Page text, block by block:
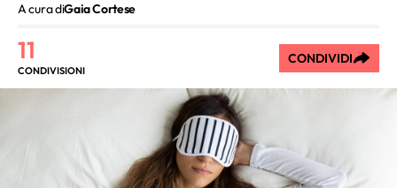
A cura diGaia Cortese
11
CONDIVISIONI
CONDIVIDI